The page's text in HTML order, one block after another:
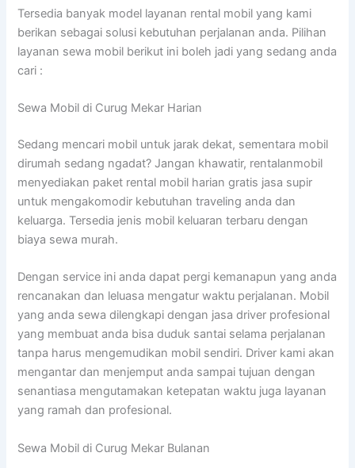
Tersedia banyak model layanan rental mobil yang kami
berikan sebagai solusi kebutuhan perjalanan anda. Pilihan
layanan sewa mobil berikut ini boleh jadi yang sedang anda
cari :
Sewa Mobil di Curug Mekar Harian
Sedang mencari mobil untuk jarak dekat, sementara mobil
dirumah sedang ngadat? Jangan khawatir, rentalanmobil
menyediakan paket rental mobil harian gratis jasa supir
untuk mengakomodir kebutuhan traveling anda dan
keluarga. Tersedia jenis mobil keluaran terbaru dengan
biaya sewa murah.
Dengan service ini anda dapat pergi kemanapun yang anda
rencanakan dan leluasa mengatur waktu perjalanan. Mobil
yang anda sewa dilengkapi dengan jasa driver profesional
yang membuat anda bisa duduk santai selama perjalanan
tanpa harus mengemudikan mobil sendiri. Driver kami akan
mengantar dan menjemput anda sampai tujuan dengan
senantiasa mengutamakan ketepatan waktu juga layanan
yang ramah dan profesional.
Sewa Mobil di Curug Mekar Bulanan